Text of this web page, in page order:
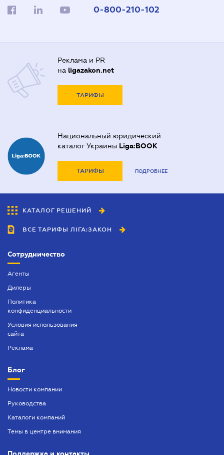
0-800-210-102
Реклама и PR
на ligazakon.net
ТАРИФЫ
Национальный юридический
каталог Украины Liga:BOOK
ТАРИФЫ ПОДРОБНЕЕ
КАТАЛОГ РЕШЕНИЙ
ВСЕ ТАРИФЫ ЛІГА:ЗАКОН
Сотрудничество
Агенты
Дилеры
Политика
конфиденциальности
Условия использования
сайта
Реклама
Блог
Новости компании
Руководства
Каталоги компаний
Темы в центре внимания